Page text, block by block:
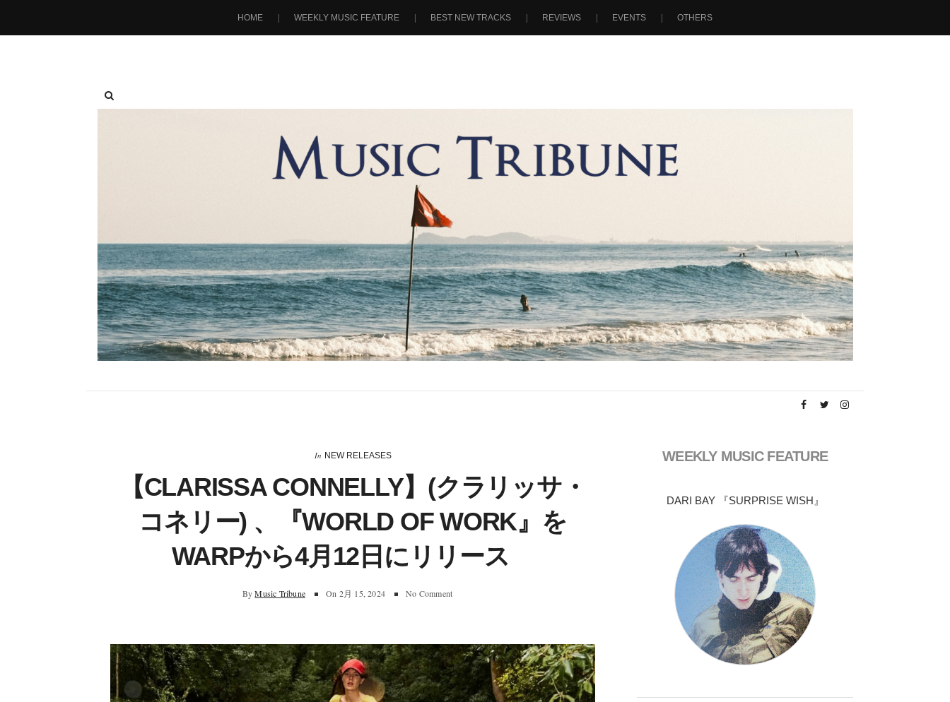
HOME WEEKLY MUSIC FEATURE BEST NEW TRACKS REVIEWS EVENTS OTHERS
In NEW RELEASES
【CLARISSA CONNELLY】(クラリッサ・
コネリー) 、『WORLD OF WORK』を
WARPから4月12日にリリース
By Music Tribune On 2月 15, 2024 No Comment
WEEKLY MUSIC FEATURE
DARI BAY 『SURPRISE WISH』